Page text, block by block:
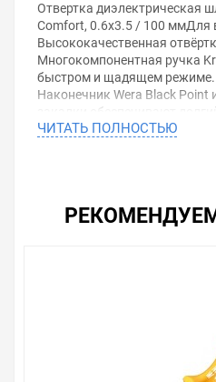
Отвертка диэлектрическая
Comfort, 0.6x3.5 / 100 ммДля
Высококачественная
Многокомпонентная ручка
быстром и щадящем режиме.
Наконечник Wera Black Point
закалки обеспечивают
наконечника, повышенную
Шестигранный край ручки
С маркировкой ручки для
Шестигранный край
ЧИТАТЬ ПОЛНОСТЬЮ